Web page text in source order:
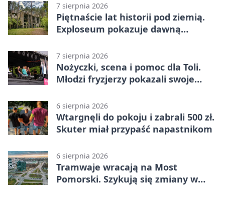
7 sierpnia 2026
Piętnaście lat historii pod ziemią.
Exploseum pokazuje dawną
7 sierpnia 2026
Nożyczki, scena i pomoc dla Toli.
Młodzi fryzjerzy pokazali swoje
6 sierpnia 2026
Wtargnęli do pokoju i zabrali 500 zł.
Skuter miał przypaść napastnikom
6 sierpnia 2026
Tramwaje wracają na Most
Pomorski. Szykują się zmiany w